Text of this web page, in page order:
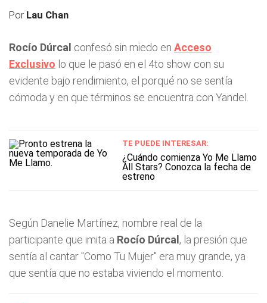
Por Lau Chan
Rocío Dúrcal confesó sin miedo en Acceso
Exclusivo lo que le pasó en el 4to show con su
evidente bajo rendimiento, el porqué no se sentía
cómoda y en que términos se encuentra con Yandel.
TE PUEDE INTERESAR:
¿Cuándo comienza Yo Me Llamo
All Stars? Conozca la fecha de
estreno
Según Danelie Martínez, nombre real de la
participante que imita a Rocío Dúrcal , la presión que
sentía al cantar "Como Tu Mujer" era muy grande, ya
que sentía que no estaba viviendo el momento.